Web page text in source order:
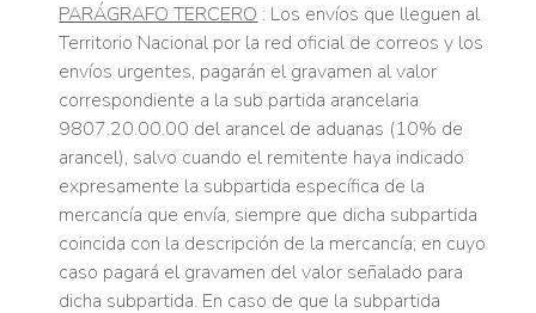
PARÁGRAFO TERCERO : Los envíos que lleguen al
Territorio Nacional por la red oficial de correos y los
envíos urgentes, pagarán el gravamen al valor
correspondiente a la sub partida arancelaria
9807.20.00.00 del arancel de aduanas (10% de
arancel), salvo cuando el remitente haya indicado
expresamente la subpartida específica de la
mercancía que envía, siempre que dicha subpartida
coincida con la descripción de la mercancía; en cuyo
caso pagará el gravamen del valor señalado para
dicha subpartida. En caso de que la subpartida